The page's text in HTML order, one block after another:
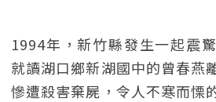
1994年，新竹縣發生一起震
就讀湖口鄉新湖國中的曾春燕
慘遭殺害棄屍，令人不寒而慄